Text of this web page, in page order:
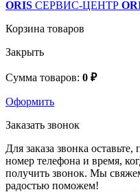
ORIS СЕРВИС-ЦЕНТР
Корзина товаров
Закрыть
Сумма товаров: 0 ₽
Оформить
Заказать звонок
Для заказа звонка
номер телефона и время,
получить звонок. Мы
радостью поможем!